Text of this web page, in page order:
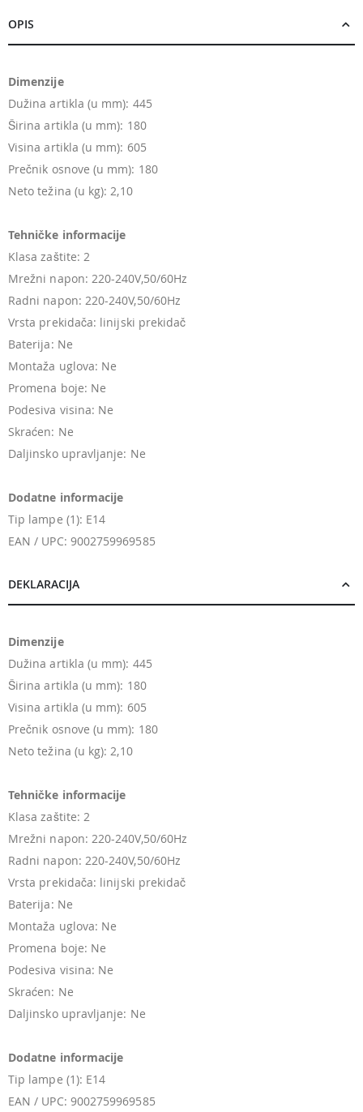
OPIS
Dimenzije
Dužina artikla (u mm): 445
Širina artikla (u mm): 180
Visina artikla (u mm): 605
Prečnik osnove (u mm): 180
Neto težina (u kg): 2,10
Tehničke informacije
Klasa zaštite: 2
Mrežni napon: 220-240V,50/60Hz
Radni napon: 220-240V,50/60Hz
Vrsta prekidača: linijski prekidač
Baterija: Ne
Montaža uglova: Ne
Promena boje: Ne
Podesiva visina: Ne
Skraćen: Ne
Daljinsko upravljanje: Ne
Dodatne informacije
Tip lampe (1): E14
EAN / UPC: 9002759969585
DEKLARACIJA
Dimenzije
Dužina artikla (u mm): 445
Širina artikla (u mm): 180
Visina artikla (u mm): 605
Prečnik osnove (u mm): 180
Neto težina (u kg): 2,10
Tehničke informacije
Klasa zaštite: 2
Mrežni napon: 220-240V,50/60Hz
Radni napon: 220-240V,50/60Hz
Vrsta prekidača: linijski prekidač
Baterija: Ne
Montaža uglova: Ne
Promena boje: Ne
Podesiva visina: Ne
Skraćen: Ne
Daljinsko upravljanje: Ne
Dodatne informacije
Tip lampe (1): E14
EAN / UPC: 9002759969585